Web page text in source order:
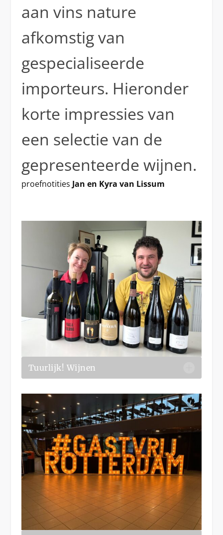
aan vins nature
afkomstig van
gespecialiseerde
importeurs. Hieronder
korte impressies van
een selectie van de
gepresenteerde wijnen.
proefnotities Jan en Kyra van Lissum
Tuurlijk! Wijnen